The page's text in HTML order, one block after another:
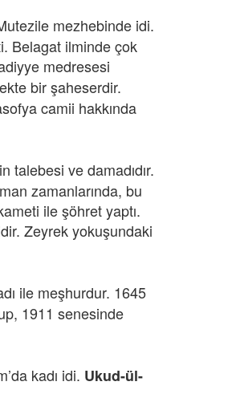
mezhebinde idi.
Belagat ilminde çok
medresesi
bir şaheserdir.
camii hakkında
talebesi ve damadıdır.
zamanlarında, bu
ile şöhret yaptı.
Zeyrek yokuşundaki
ile meşhurdur. 1645
1911 senesinde
kadı idi. Ukud-ül-